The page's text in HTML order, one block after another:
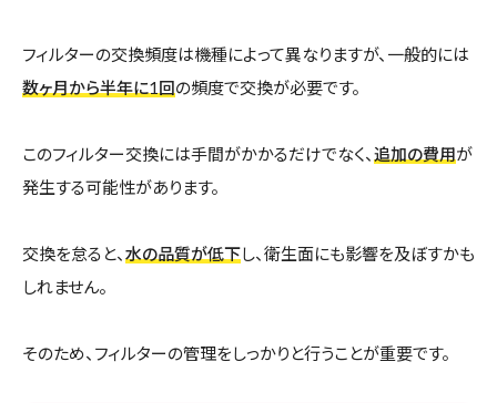
フィルターの交換頻度は機種によって異なりますが、一般的には
数ヶ月から半年に1回の頻度で交換が必要です。
このフィルター交換には手間がかかるだけでなく、 追加の費用が
発生する可能性があります。
交換を怠ると、 水の品質が低下し、衛生面にも影響を及ぼすかも
しれません。
そのため、フィルターの管理をしっかりと行うことが重要です。